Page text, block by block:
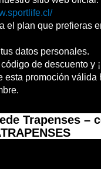
el plan que prefieras
datos personales.
código de descuento y
esta promoción válida
Trapenses –